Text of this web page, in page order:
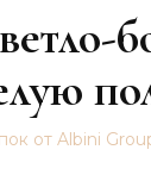
от Albini